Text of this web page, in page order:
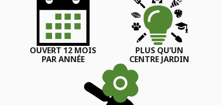
OUVERT 12 MOIS
PAR ANNÉE
PLUS QU’UN
CENTRE JARDIN